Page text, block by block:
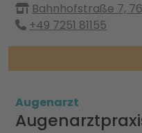
Bahnhofstraße 7,
+49 7251 81155
Augenarzt